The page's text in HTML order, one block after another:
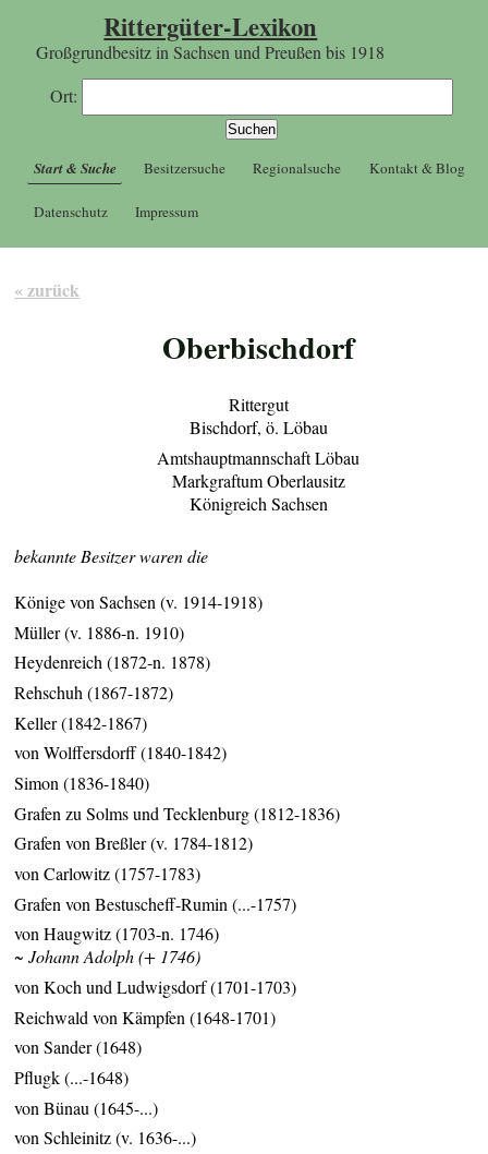
Rittergüter-Lexikon
Großgrundbesitz in Sachsen und Preußen bis 1918
Ort:
Start & Suche Besitzersuche Regionalsuche Kontakt & Blog
Datenschutz Impressum
« zurück
Oberbischdorf
Rittergut
Bischdorf, ö. Löbau
Amtshauptmannschaft Löbau
Markgraftum Oberlausitz
Königreich Sachsen
bekannte Besitzer waren die
Könige von Sachsen (v. 1914-1918)
Müller (v. 1886-n. 1910)
Heydenreich (1872-n. 1878)
Rehschuh (1867-1872)
Keller (1842-1867)
von Wolffersdorff (1840-1842)
Simon (1836-1840)
Grafen zu Solms und Tecklenburg (1812-1836)
Grafen von Breßler (v. 1784-1812)
von Carlowitz (1757-1783)
Grafen von Bestuscheff-Rumin (...-1757)
von Haugwitz (1703-n. 1746)
~ Johann Adolph (+ 1746)
von Koch und Ludwigsdorf (1701-1703)
Reichwald von Kämpfen (1648-1701)
von Sander (1648)
Pflugk (...-1648)
von Bünau (1645-...)
von Schleinitz (v. 1636-...)